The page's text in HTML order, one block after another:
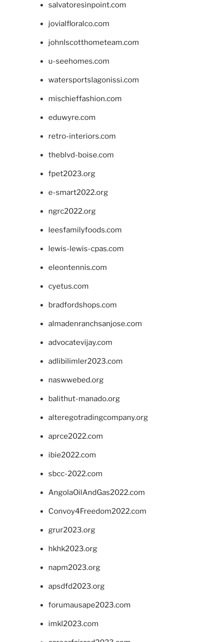
salvatoresinpoint.com
jovialfloralco.com
johnlscotthometeam.com
u-seehomes.com
watersportslagonissi.com
mischieffashion.com
eduwyre.com
retro-interiors.com
theblvd-boise.com
fpet2023.org
e-smart2022.org
ngrc2022.org
leesfamilyfoods.com
lewis-lewis-cpas.com
eleontennis.com
cyetus.com
bradfordshops.com
almadenranchsanjose.com
advocatevijay.com
adlibilimler2023.com
naswwebed.org
balithut-manado.org
alteregotradingcompany.org
aprce2022.com
ibie2022.com
sbcc-2022.com
AngolaOilAndGas2022.com
Convoy4Freedom2022.com
grur2023.org
hkhk2023.org
napm2023.org
apsdfd2023.org
forumausape2023.com
imkl2023.com